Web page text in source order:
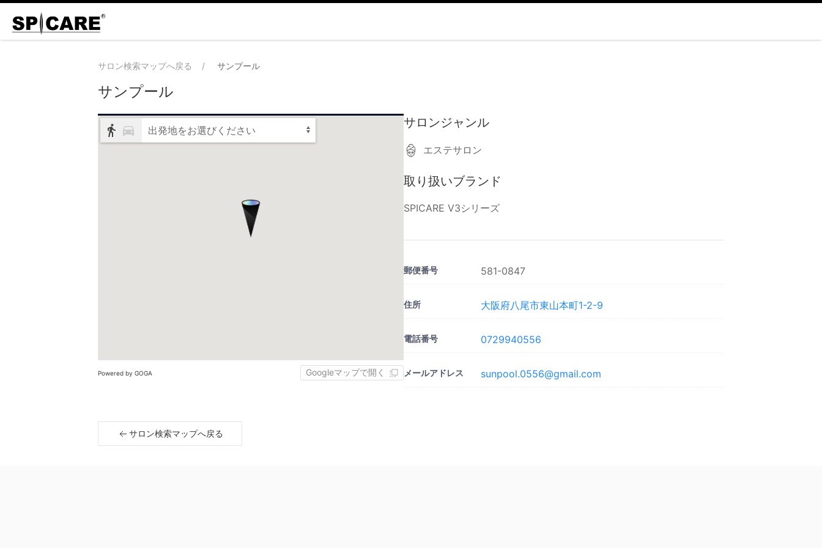
サロン検索マップへ戻る サンプール
サンプール
出発地をお選びください
Powered by GOGA Googleマップで開く
サロンジャンル
エステサロン
取り扱いブランド
SPICARE V3シリーズ
郵便番号 581-0847
住所 大阪府八尾市東山本町1-2-9
電話番号 0729940556
メールアドレス sunpool.0556@gmail.com
サロン検索マップへ戻る